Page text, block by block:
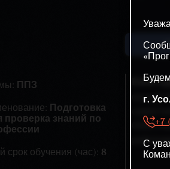
г.
+7
С
ППЗ
Подготовка
проверка знаний по
срок обучения (час): 8
ООО